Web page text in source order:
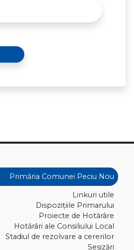
Primăria Comunei Peciu Nou
Linkuri utile
Dispoziţiile Primarului
Proiecte de Hotărâre
Hotărâri ale Consiliului Local
Stadiul de rezolvare a cererilor
Sesizări